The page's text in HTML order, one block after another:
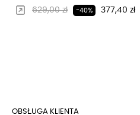
Regularna cena
629,00 zł -40% Cena
377,40 zł
OBSŁUGA KLIENTA